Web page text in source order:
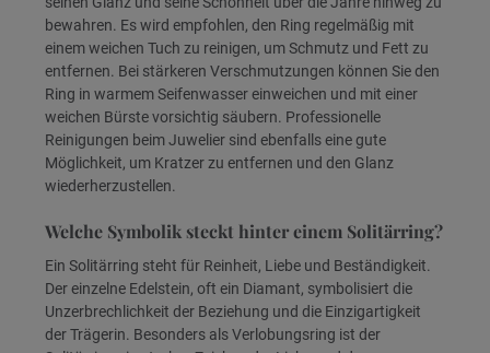
bewahren. Es wird empfohlen, den Ring regelmäßig mit
einem weichen Tuch zu reinigen, um Schmutz und Fett zu
entfernen. Bei stärkeren Verschmutzungen können Sie den
Ring in warmem Seifenwasser einweichen und mit einer
weichen Bürste vorsichtig säubern. Professionelle
Reinigungen beim Juwelier sind ebenfalls eine gute
Möglichkeit, um Kratzer zu entfernen und den Glanz
wiederherzustellen.
Welche Symbolik steckt hinter einem Solitärring?
Ein Solitärring steht für Reinheit, Liebe und Beständigkeit.
Der einzelne Edelstein, oft ein Diamant, symbolisiert die
Unzerbrechlichkeit der Beziehung und die Einzigartigkeit
der Trägerin. Besonders als Verlobungsring ist der